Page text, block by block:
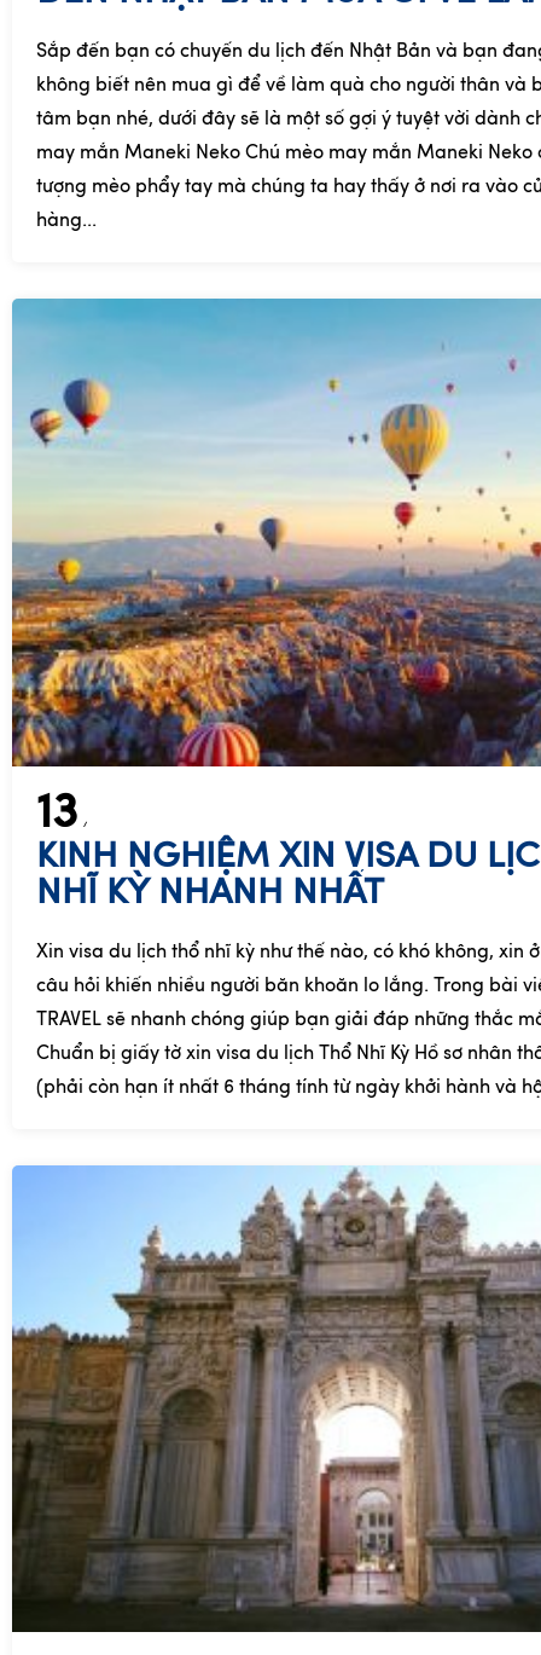
Sắp đến bạn có chuyến du lịch đến Nhật Bản và bạn
không biết nên mua gì để về làm quà cho người thân và
tâm bạn nhé, dưới đây sẽ là một số gợi ý tuyệt vời dành
may mắn Maneki Neko Chú mèo may mắn Maneki Neko
tượng mèo phẩy tay mà chúng ta hay thấy ở nơi ra vào
hàng...
13
KINH NGHIỆM XIN VISA DU
NHĨ KỲ NHANH NHẤT
Xin visa du lịch thổ nhĩ kỳ như thế nào, có khó không, xin
câu hỏi khiến nhiều người băn khoăn lo lắng. Trong bài
TRAVEL sẽ nhanh chóng giúp bạn giải đáp những thắc
Chuẩn bị giấy tờ xin visa du lịch Thổ Nhĩ Kỳ Hồ sơ nhân
(phải còn hạn ít nhất 6 tháng tính từ ngày khởi hành và